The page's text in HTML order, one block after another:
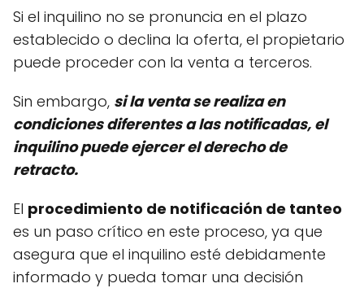
Si el inquilino no se pronuncia en el plazo
establecido o declina la oferta, el propietario
puede proceder con la venta a terceros.
Sin embargo, si la venta se realiza en
condiciones diferentes a las notificadas, el
inquilino puede ejercer el derecho de
retracto.
El procedimiento de notificación de tanteo
es un paso crítico en este proceso, ya que
asegura que el inquilino esté debidamente
informado y pueda tomar una decisión